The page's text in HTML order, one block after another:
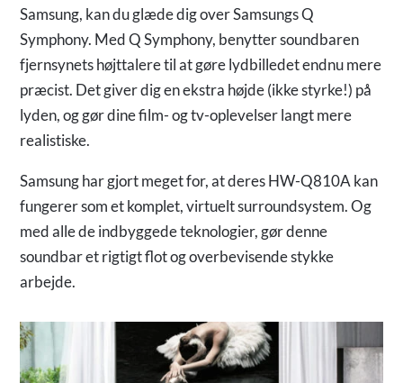
Samsung, kan du glæde dig over Samsungs Q
Symphony. Med Q Symphony, benytter soundbaren
fjernsynets højttalere til at gøre lydbilledet endnu mere
præcist. Det giver dig en ekstra højde (ikke styrke!) på
lyden, og gør dine film- og tv-oplevelser langt mere
realistiske.
Samsung har gjort meget for, at deres HW-Q810A kan
fungerer som et komplet, virtuelt surroundsystem. Og
med alle de indbyggede teknologier, gør denne
soundbar et rigtigt flot og overbevisende stykke
arbejde.